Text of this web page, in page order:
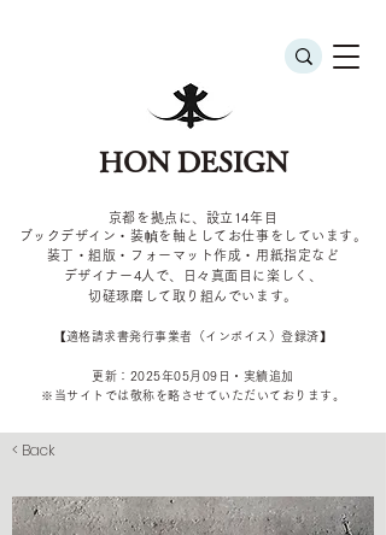
HON DESIGN
京都を拠点に、設立14年目
ブックデザイン・装幀を軸としてお仕事をしています。
装丁・組版・フォーマット作成・用紙指定など
デザイナー4 人で、日々真面目に楽しく、
切磋琢磨して取り組んでいます。
​【適格請求書発行事業者（インボイス）登録済】
更新：2025年05 月09 日・実績追加
​※当サイトでは敬称を 略させていただいております。
< Back